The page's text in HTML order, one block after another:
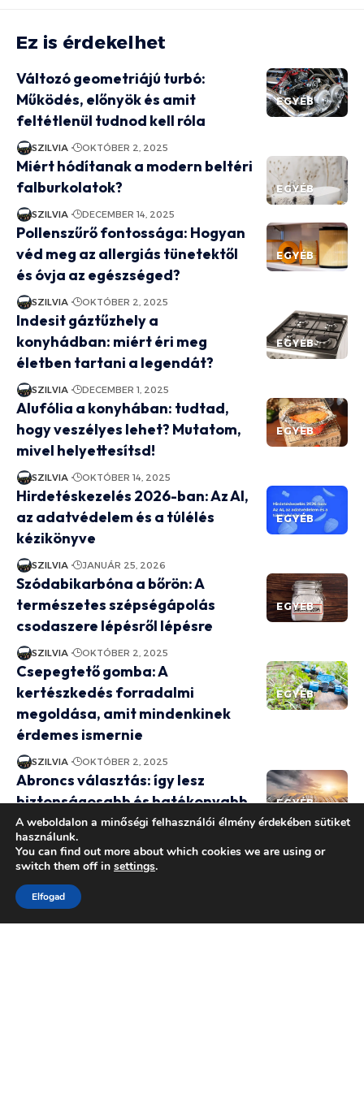
Ez is érdekelhet
EGYÉB
Változó geometriájú turbó:
Működés, előnyök és amit
feltétlenül tudnod kell róla
SZILVIA OKTÓBER 2, 2025
EGYÉB
Miért hódítanak a modern beltéri
falburkolatok?
SZILVIA DECEMBER 14, 2025
EGYÉB
Pollenszűrő fontossága: Hogyan
véd meg az allergiás tünetektől
és óvja az egészséged?
SZILVIA OKTÓBER 2, 2025
EGYÉB
Indesit gáztűzhely a
konyhádban: miért éri meg
életben tartani a legendát?
SZILVIA DECEMBER 1, 2025
EGYÉB
Alufólia a konyhában: tudtad,
hogy veszélyes lehet? Mutatom,
mivel helyettesítsd!
SZILVIA OKTÓBER 14, 2025
EGYÉB
Hirdetéskezelés 2026-ban: Az AI,
az adatvédelem és a túlélés
kézikönyve
SZILVIA JANUÁR 25, 2026
EGYÉB
Szódabikarbóna a bőrön: A
természetes szépségápolás
csodaszere lépésről lépésre
SZILVIA OKTÓBER 2, 2025
EGYÉB
Csepegtető gomba: A
kertészkedés forradalmi
megoldása, amit mindenkinek
érdemes ismernie
SZILVIA OKTÓBER 2, 2025
EGYÉB
Abroncs választás: így lesz
biztonságosabb és hatékonyabb
az autód!
SZILVIA OKTÓBER 14, 2025
Hőcserélős bojler – így spórolj
energiát és pénzt egyszerre!
A weboldalon a minőségi felhasználói élmény érdekében sütiket
használunk.
You can find out more about which cookies we are using or
switch them off in settings.
Elfogad